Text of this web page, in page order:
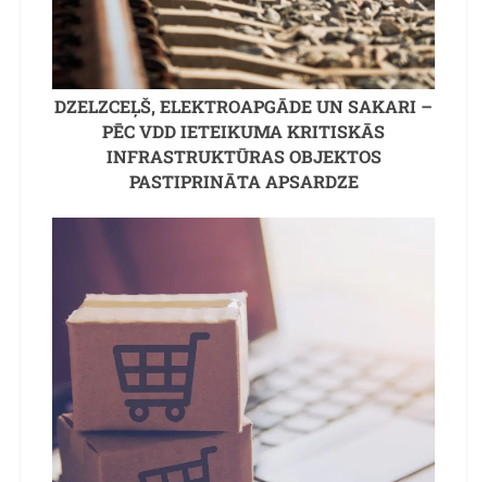
DZELZCEĻŠ, ELEKTROAPGĀDE UN SAKARI –
PĒC VDD IETEIKUMA KRITISKĀS
INFRASTRUKTŪRAS OBJEKTOS
PASTIPRINĀTA APSARDZE